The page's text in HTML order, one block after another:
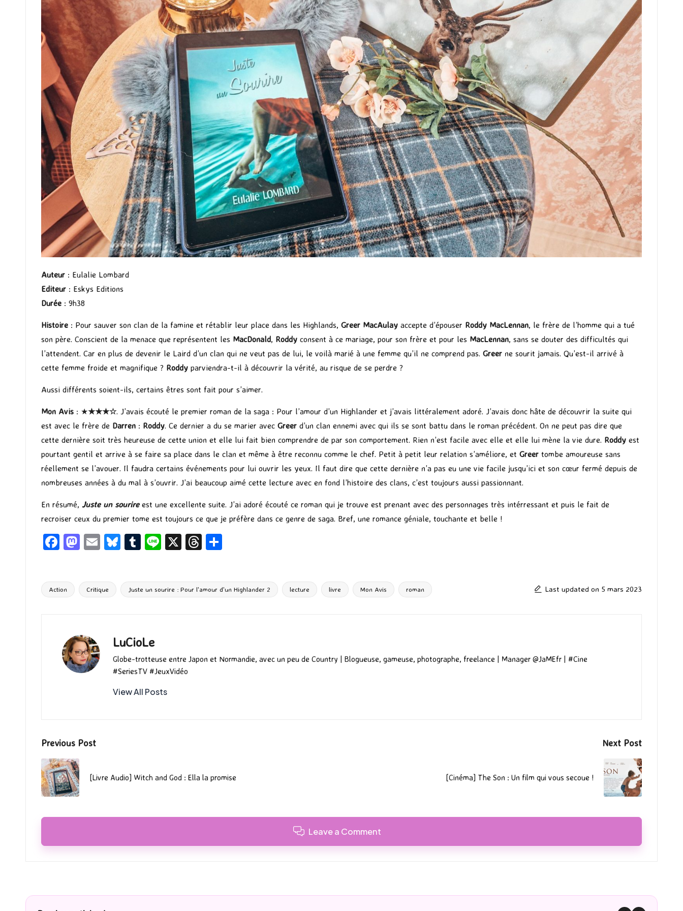
Auteur : Eulalie Lombard
Editeur : Eskys Editions
Durée : 9h38
Histoire : Pour sauver son clan de la famine et rétablir leur place dans les Highlands, Greer MacAulay accepte d’épouser Roddy MacLennan, le frère de l’homme qui a tué
son père. Conscient de la menace que représentent les MacDonald, Roddy consent à ce mariage, pour son frère et pour les MacLennan, sans se douter des difficultés qui
l’attendent. Car en plus de devenir le Laird d’un clan qui ne veut pas de lui, le voilà marié à une femme qu’il ne comprend pas. Greer ne sourit jamais. Qu’est-il arrivé à
cette femme froide et magnifique ? Roddy parviendra-t-il à découvrir la vérité, au risque de se perdre ?
Aussi différents soient-ils, certains êtres sont fait pour s’aimer.
Mon Avis : ★★★★☆. J’avais écouté le premier roman de la saga : Pour l’amour d’un Highlander et j’avais littéralement adoré. J’avais donc hâte de découvrir la suite qui
est avec le frère de Darren : Roddy. Ce dernier a du se marier avec Greer d’un clan ennemi avec qui ils se sont battu dans le roman précédent. On ne peut pas dire que
cette dernière soit très heureuse de cette union et elle lui fait bien comprendre de par son comportement. Rien n’est facile avec elle et elle lui mène la vie dure. Roddy est
pourtant gentil et arrive à se faire sa place dans le clan et même à être reconnu comme le chef. Petit à petit leur relation s’améliore, et Greer tombe amoureuse sans
réellement se l’avouer. Il faudra certains événements pour lui ouvrir les yeux. Il faut dire que cette dernière n’a pas eu une vie facile jusqu’ici et son cœur fermé depuis de
nombreuses années à du mal à s’ouvrir. J’ai beaucoup aimé cette lecture avec en fond l’histoire des clans, c’est toujours aussi passionnant.
En résumé, Juste un sourireest une excellente suite. J’ai adoré écouté ce roman qui je trouve est prenant avec des personnages très intérressant et puis le fait de
recroiser ceux du premier tome est toujours ce que je préfère dans ce genre de saga. Bref, une romance géniale, touchante et belle !
Fa
o
M
d
E
l
Bl
ky
T
bl
Li X
T
ds g
Tags:Action Critique Juste un sourire : Pour l'amour d'un Highlander 2 lecture livre Mon Avis roman Last updated on 5 mars 2023
LuCioLe
Globe-trotteuse entre Japon et Normandie, avec un peu de Country | Blogueuse, gameuse, photographe, freelance | Manager @JaMEfr | #Cine
#SeriesTV #JeuxVidéo
View All Posts
Post
navigation
Previous Post
[Livre Audio] Witch and God : Ella la promise
Next Post
[Cinéma] The Son : Un film qui vous secoue !
Leave a Comment